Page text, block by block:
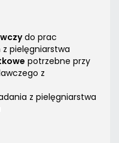
do prac
pielęgniarstwa
potrzebne przy
z
z pielęgniarstwa